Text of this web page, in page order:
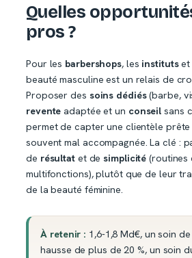
Quelles
pros ?
Pour les barbershops, les institutset
beauté masculine est un relais de
Proposer des soins dédiés(barbe,
revente adaptée et un conseil sans
permet de capter une clientèle prête
souvent mal accompagnée. La clé :
de résultatet desimplicité (routines
multifonctions), plutôt que de leur
de la beauté féminine.
À retenir : 1,6-1,8 Md€, un soin
hausse de plus de 20 %, un soin